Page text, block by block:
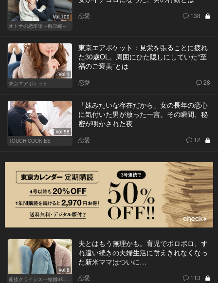
Vol.100
オトナの恋愛論～解説編～
恋愛 138
Vol.1
東京エアポケット
東京エアポケット：見栄を張ることに疲れ
た30歳OL。周囲にひた隠しにしていた“至
福のご褒美”とは
恋愛 28
Vol.58
TOUGH COOKIES
「妹みたいな存在だから」女の長年の恋心
に気付いた男が放った一言。その瞬間、秘
密が明かされた夜
恋愛 12
Vol.8
産後クライシス—結婚3年目の波乱—
夫とはもう無理かも。育児でボロボロ、す
れ違い続きの夫婦生活に耐えきれなくなっ
た新米ママはついに…
恋愛 113